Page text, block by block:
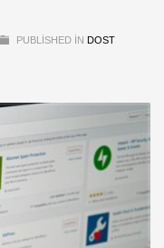
PUBLISHED IN DOST